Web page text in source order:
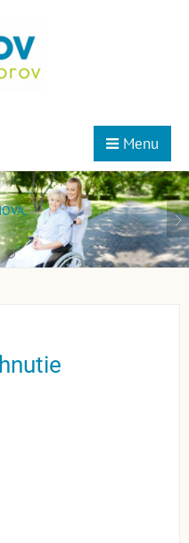
Menu
V ŠPECIALIZOVANOM
DO PORADOVNÍKA.
V DOMOVE PRE SENIOROV,